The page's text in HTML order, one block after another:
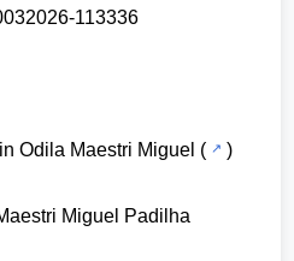
113336
Odila Maestri Miguel (
)
Miguel Padilha